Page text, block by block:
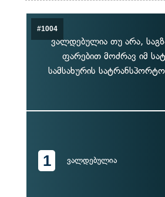
#1004
ვალდებულია თუ არა,
ფარებით მოძრავ იმ
სამსახურის
1 ვალდებულია